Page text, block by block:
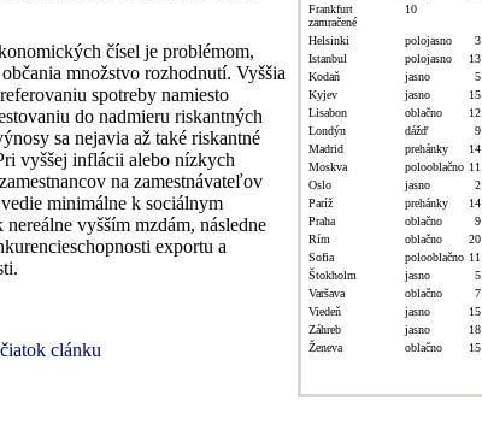
čísel je problémom,
množstvo rozhodnutí. Vyššia
spotreby namiesto
do nadmieru riskantných
sa nejavia až také riskantné
vyššej inflácii alebo nízkych
na zamestnávateľov
minimálne k sociálnym
vyšším mzdám, následne
exportu a
clánku
Frankfurt
zamračené
10
Helsinki polojasno
3
Istanbul
polojasno
13
Kodaň
jasno
5
Kyjev
jasno
15
Lisabon
oblačno
12
Londýn
dážď
9
Madrid
prehánky
14
Moskva
polooblačno 11
Oslo
jasno
2
Paríž
prehánky
14
Praha
oblačno
9
Rím
oblačno
20
Sofia
polooblačno 11
Štokholm
jasno
5
Varšava
oblačno
7
Viedeň
jasno
15
Záhreb
jasno
18
Ženeva
oblačno 15